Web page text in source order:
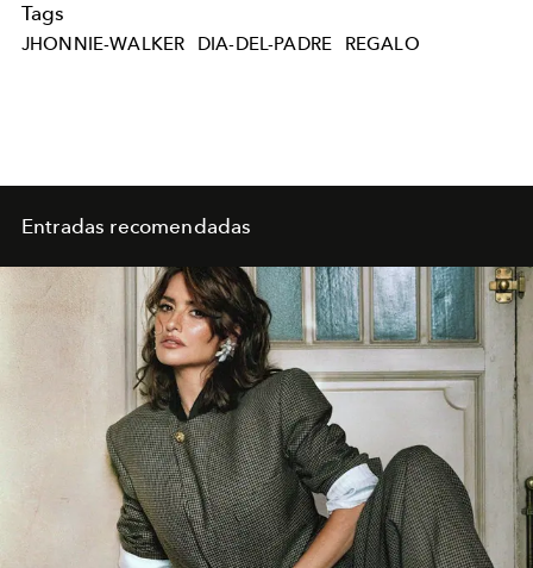
Tags
JHONNIE-WALKER DIA-DEL-PADRE REGALO
Entradas recomendadas